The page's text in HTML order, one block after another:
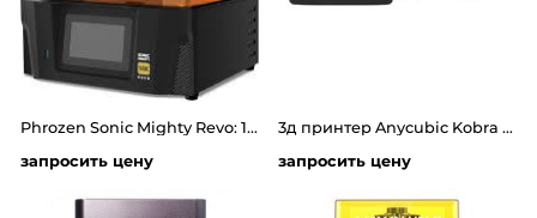
Phrozen Sonic Mighty Revo: 10" 14K LCD 3D Printer
запросить цену
3д принтер Anycubic Kobra 3 Max Combo 2025
запросить цену